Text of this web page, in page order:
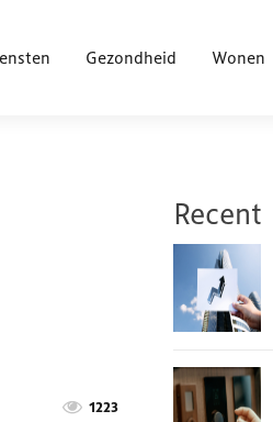
Gezondheid Wonen
1223
Recent